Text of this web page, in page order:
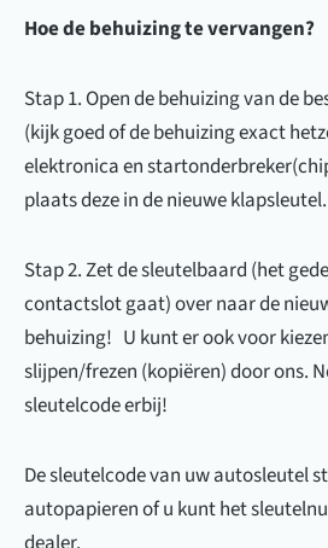
Hoe de behuizing te vervangen?
Stap 1. Open de behuizing van de
(kijk goed of de behuizing exact
elektronica en
plaats deze in de nieuwe klapsleutel.
Stap 2. Zet de sleutelbaard (het
contactslot gaat) over naar de
behuizing! U kunt er ook voor
slijpen/frezen (kopiëren) door ons.
sleutelcode erbij!
De sleutelcode van uw autosleutel
autopapieren of u kunt het